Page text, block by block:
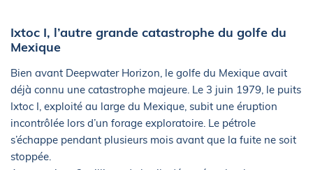
Ixtoc I, l’autre grande catastrophe du golfe du
Mexique
Bien avant Deepwater Horizon, le golfe du Mexique avait
déjà connu une catastrophe majeure. Le 3 juin 1979, le puits
Ixtoc I, exploité au large du Mexique, subit une éruption
incontrôlée lors d’un forage exploratoire. Le pétrole
s’échappe pendant plusieurs mois avant que la fuite ne soit
stoppée.